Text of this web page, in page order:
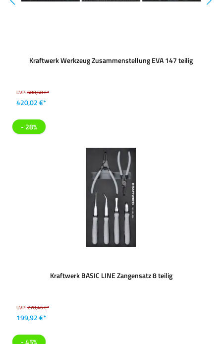
Kraftwerk Werkzeug Zusammenstellung EVA 147 teilig
UVP:680,68 €*
420,02 €*
- 28%
Kraftwerk BASIC LINE Zangensatz 8 teilig
UVP:278,46 €*
199,92 €*
- 45%